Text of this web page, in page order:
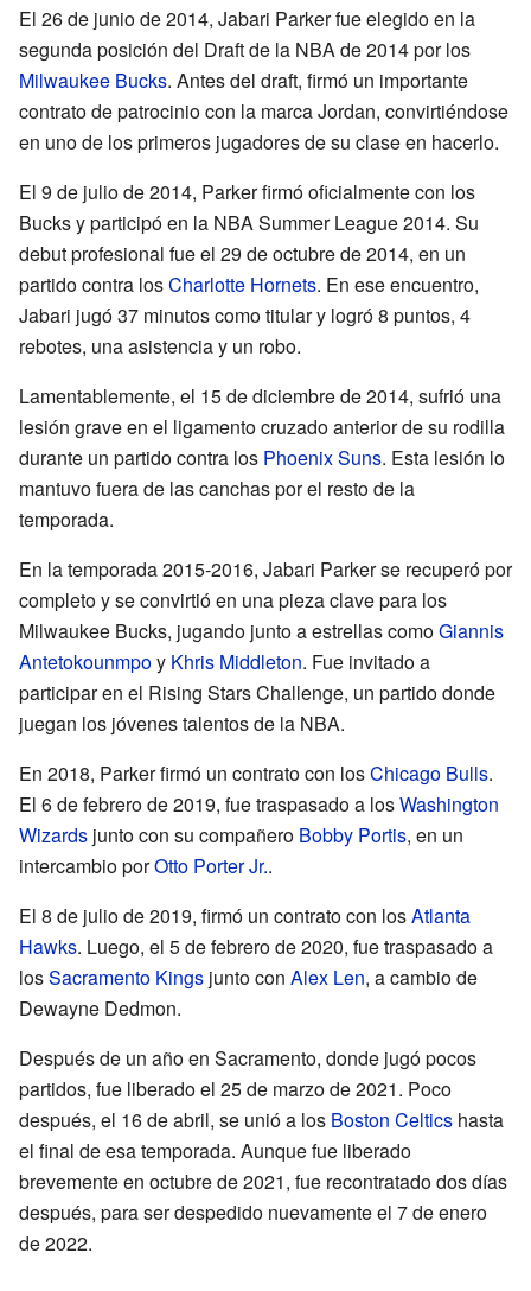
El 26 de junio de 2014, Jabari Parker fue elegido en la
segunda posición del Draft de la NBA de 2014 por los
Milwaukee Bucks. Antes del draft, firmó un importante
contrato de patrocinio con la marca Jordan, convirtiéndose
en uno de los primeros jugadores de su clase en hacerlo.
El 9 de julio de 2014, Parker firmó oficialmente con los
Bucks y participó en la NBA Summer League 2014. Su
debut profesional fue el 29 de octubre de 2014, en un
partido contra losCharlotte Hornets. En ese encuentro,
Jabari jugó 37 minutos como titular y logró 8 puntos, 4
rebotes, una asistencia y un robo.
Lamentablemente, el 15 de diciembre de 2014, sufrió una
lesión grave en el ligamento cruzado anterior de su rodilla
durante un partido contra los Phoenix Suns. Esta lesión lo
mantuvo fuera de las canchas por el resto de la
temporada.
En la temporada 2015-2016, Jabari Parker se recuperó por
completo y se convirtió en una pieza clave para los
Milwaukee Bucks, jugando junto a estrellas comoGiannis
Antetokounmpoy Khris Middleton. Fue invitado a
participar en el Rising Stars Challenge, un partido donde
juegan los jóvenes talentos de la NBA.
En 2018, Parker firmó un contrato con losChicago Bulls.
El 6 de febrero de 2019, fue traspasado a losWashington
Wizards junto con su compañero Bobby Portis, en un
intercambio porOtto Porter Jr..
El 8 de julio de 2019, firmó un contrato con losAtlanta
Hawks. Luego, el 5 de febrero de 2020, fue traspasado a
losSacramento Kings junto con Alex Len, a cambio de
Dewayne Dedmon.
Después de un año en Sacramento, donde jugó pocos
partidos, fue liberado el 25 de marzo de 2021. Poco
después, el 16 de abril, se unió a los Boston Celtics hasta
el final de esa temporada. Aunque fue liberado
brevemente en octubre de 2021, fue recontratado dos días
después, para ser despedido nuevamente el 7 de enero
de 2022.